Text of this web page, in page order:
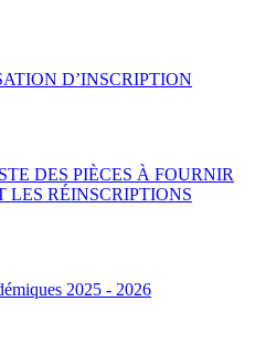
D’INSCRIPTION
DES PIÈCES À FOURNIR
LES RÉINSCRIPTIONS
2025 - 2026